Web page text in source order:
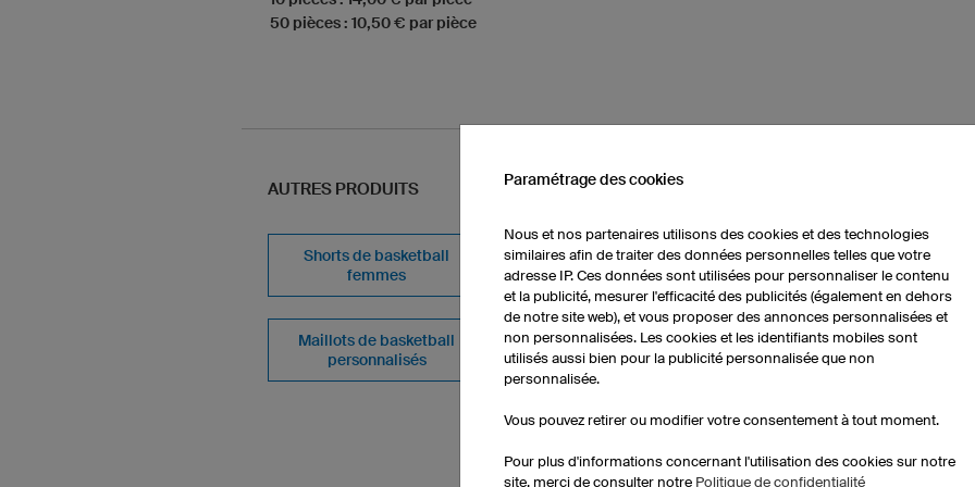
50 pièces : 10,50 € par pièce
AUTRES PRODUITS
Shorts de basketball
femmes
Maillots de basketball
femmes
Chaussettes
Maillots de basketball
personnalisés
Chaussettes
Paramétrage des cookies
Nous et nos partenaires utilisons des cookies et des technologies
similaires afin de traiter des données personnelles telles que votre
adresse IP. Ces données sont utilisées pour personnaliser le contenu
et la publicité, mesurer l'efficacité des publicités (également en dehors
de notre site web), et vous proposer des annonces personnalisées et
non personnalisées. Les cookies et les identifiants mobiles sont
utilisés aussi bien pour la publicité personnalisée que non
personnalisée.
Vous pouvez retirer ou modifier votre consentement à tout moment.
Pour plus d'informations concernant l'utilisation des cookies sur notre
site, merci de consulter notre Politique de confidentialité